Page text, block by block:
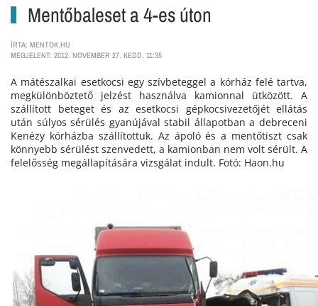
Mentőbaleset a 4-es úton
ÍRTA: MENTOK.HU
MEGJELENT: 2012. NOVEMBER 27. KEDD, 11:35
A mátészalkai esetkocsi egy szívbeteggel a kórház felé tartva,
megkülönböztető jelzést használva kamionnal ütközött. A
szállított beteget és az esetkocsi gépkocsivezetőjét ellátás
után súlyos sérülés gyanújával stabil állapotban a debreceni
Kenézy kórházba szállítottuk. Az ápoló és a mentőtiszt csak
könnyebb sérülést szenvedett, a kamionban nem volt sérült. A
felelősség megállapítására vizsgálat indult. Fotó: Haon.hu